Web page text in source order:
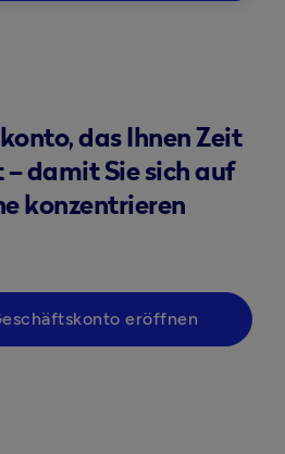
das Ihnen Zeit
damit Sie sich auf
konzentrieren
eröffnen